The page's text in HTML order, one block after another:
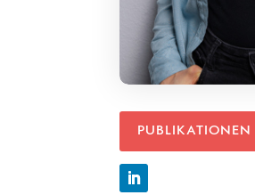
PUBLIKATIONEN